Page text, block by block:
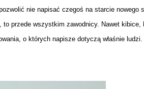
nie napisać czegoś na starcie
przede wszystkim zawodnicy. Nawet
o których napisze dotyczą właśnie ludzi.